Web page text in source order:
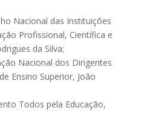
Nacional das Instituições
Profissional, Científica e
da Silva;
Nacional dos Dirigentes
Ensino Superior, João
Todos pela Educação,